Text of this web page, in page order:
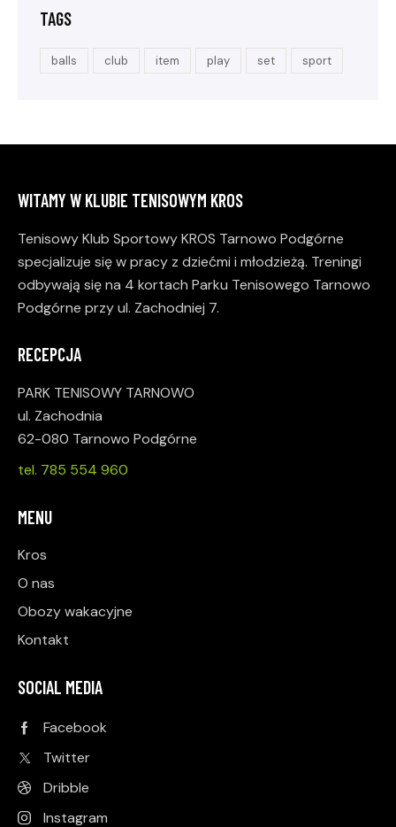
TAGS
balls club item play set sport
WITAMY W KLUBIE TENISOWYM KROS
Tenisowy Klub Sportowy KROS Tarnowo Podgórne
specjalizuje się w pracy z dziećmi i młodzieżą. Treningi
odbywają się na 4 kortach Parku Tenisowego Tarnowo
Podgórne przy ul. Zachodniej 7.
RECEPCJA
PARK TENISOWY TARNOWO
ul. Zachodnia
62-080 Tarnowo Podgórne
tel. 785 554 960
MENU
Kros
O nas
Obozy wakacyjne
Kontakt
SOCIAL MEDIA
Facebook
Twitter
Dribble
Instagram